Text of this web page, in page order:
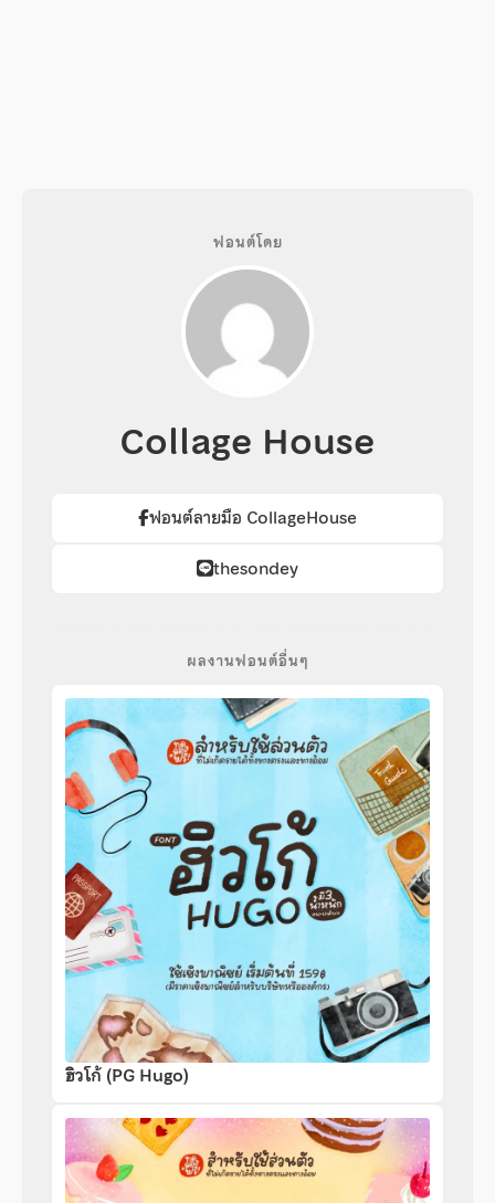
ฟอนต์โดย
Collage House
ฟอนต์ลายมือ CollageHouse
thesondey
ผลงานฟอนต์อื่นๆ
ฮิวโก้ (PG Hugo)